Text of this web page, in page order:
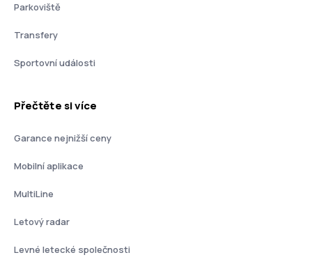
Parkoviště
Transfery
Sportovní události
Přečtěte si více
Garance nejnižší ceny
Mobilní aplikace
MultiLine
Letový radar
Levné letecké společnosti